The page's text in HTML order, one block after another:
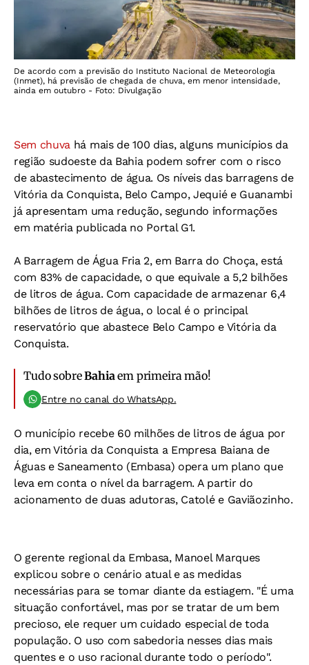
De acordo com a previsão do Instituto Nacional de Meteorologia
(Inmet), há previsão de chegada de chuva, em menor intensidade,
ainda em outubro - Foto: Divulgação
Sem chuva há mais de 100 dias, alguns municípios da
região sudoeste da Bahia podem sofrer com o risco
de abastecimento de água. Os níveis das barragens de
Vitória da Conquista, Belo Campo, Jequié e Guanambi
já apresentam uma redução, segundo informações
em matéria publicada no Portal G1.
A Barragem de Água Fria 2, em Barra do Choça, está
com 83% de capacidade, o que equivale a 5,2 bilhões
de litros de água. Com capacidade de armazenar 6,4
bilhões de litros de água, o local é o principal
reservatório que abastece Belo Campo e Vitória da
Conquista.
Tudo sobreBahiaem primeira mão!
Entre no canal do WhatsApp.
O município recebe 60 milhões de litros de água por
dia, em Vitória da Conquista a Empresa Baiana de
Águas e Saneamento (Embasa) opera um plano que
leva em conta o nível da barragem. A partir do
acionamento de duas adutoras, Catolé e Gaviãozinho.
O gerente regional da Embasa, Manoel Marques
explicou sobre o cenário atual e as medidas
necessárias para se tomar diante da estiagem. "É uma
situação confortável, mas por se tratar de um bem
precioso, ele requer um cuidado especial de toda
população. O uso com sabedoria nesses dias mais
quentes e o uso racional durante todo o período".